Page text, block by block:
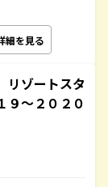
細を見る
ゾートスタ
～２０２０